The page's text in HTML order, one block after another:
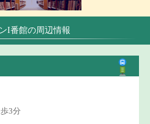
I番館の周辺情報
3分